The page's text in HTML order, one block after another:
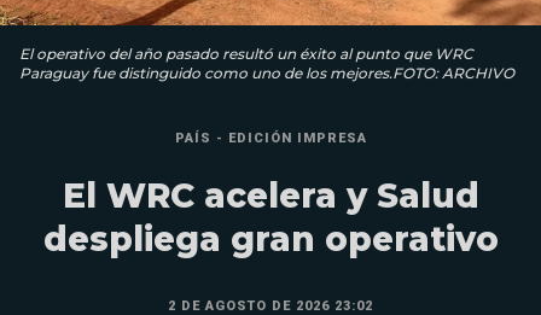
El operativo del año pasado resultó un éxito al punto que WRC
Paraguay fue distinguido como uno de los mejores.FOTO: ARCHIVO
PAÍS - EDICIÓN IMPRESA
El WRC acelera y Salud
despliega gran operativo
2 DE AGOSTO DE 2026 23:02